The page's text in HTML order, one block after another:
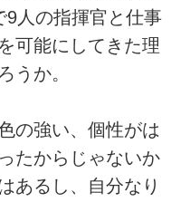
9人の指揮官と仕事
可能にしてきた理
うか。
の強い、個性がは
たからじゃないか
あるし、自分なり